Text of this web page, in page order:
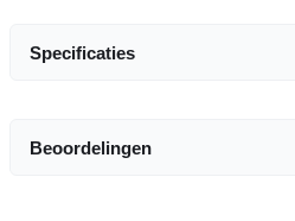
Specificaties
Beoordelingen